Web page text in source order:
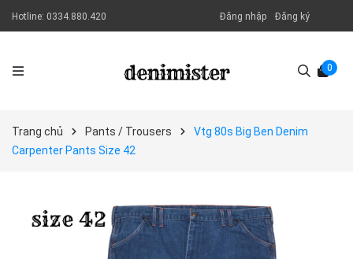
Hotline: 0334.880.420 Đăng nhập Đăng ký
0
Trang chủ Pants / Trousers
Vtg 80s Big Ben Denim
Carpenter Pants Size 42